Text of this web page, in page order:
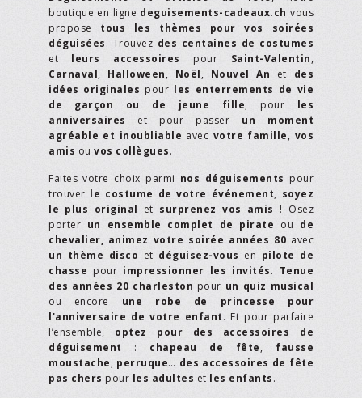
boutique en ligne deguisements-cadeaux.ch vous
propose tous les thèmes pour vos soirées
déguisées. Trouvez des centaines de costumes
et leurs accessoires pour Saint-Valentin,
Carnaval, Halloween, Noël, Nouvel An et des
idées originales pour les enterrements de vie
de garçon ou de jeune fille, pour les
anniversaires et pour passer un moment
agréable et inoubliable avec votre famille, vos
amis ou vos collègues.
Faites votre choix parmi nos déguisements pour
trouver le costume de votre événement, soyez
le plus original et surprenez vos amis ! Osez
porter un ensemble complet de pirate ou de
chevalier, animez votre soirée années 80 avec
un thème disco et déguisez-vous en pilote de
chasse pour impressionner les invités. Tenue
des années 20 charleston pour un quiz musical
ou encore une robe de princesse pour
l'anniversaire de votre enfant. Et pour parfaire
l’ensemble, optez pour des accessoires de
déguisement : chapeau de fête, fausse
moustache, perruque… des accessoires de fête
pas chers pour les adultes et les enfants.